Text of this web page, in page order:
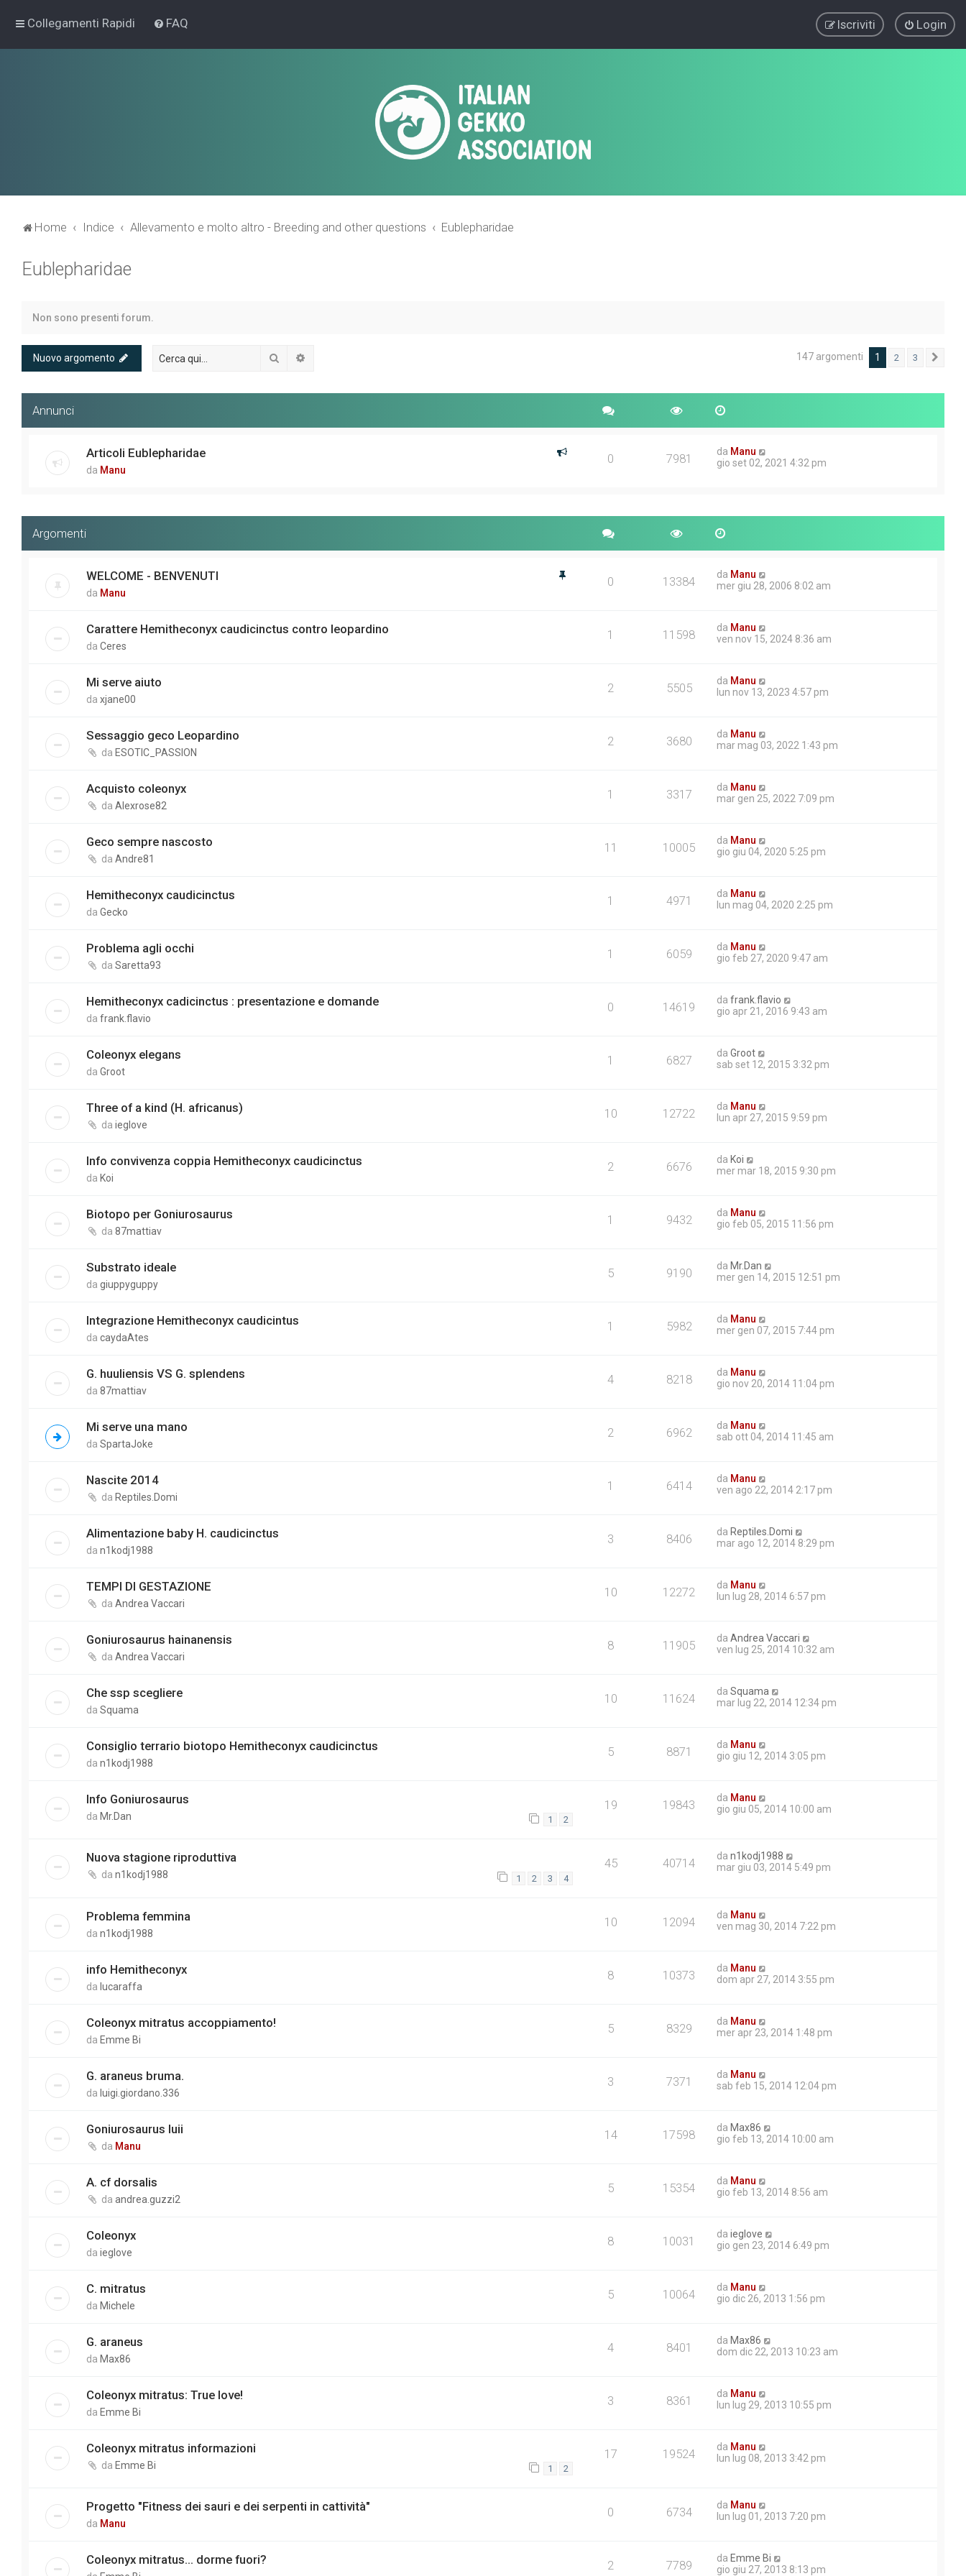
Collegamenti Rapidi FAQ Login
Iscriviti
Home Indice Allevamento e molto altro - Breeding and other questions Eublepharidae
Eublepharidae
Non sono presenti forum.
Nuovo argomento Cerca 147 argomenti 1 2 3
Annunci
Articoli Eublepharidae
da Manu
0 7981 da Manu
gio set 02, 2021 4:32 pm
Argomenti
WELCOME - BENVENUTI
da Manu
0 13384 da Manu
mer giu 28, 2006 8:02 am
Carattere Hemitheconyx caudicinctus contro leopardino
da Ceres
1 11598 da Manu
ven nov 15, 2024 8:36 am
Mi serve aiuto
da xjane00
2 5505 da Manu
lun nov 13, 2023 4:57 pm
Sessaggio geco Leopardino
da ESOTIC_PASSION
2 3680 da Manu
mar mag 03, 2022 1:43 pm
Acquisto coleonyx
da Alexrose82
1 3317 da Manu
mar gen 25, 2022 7:09 pm
Geco sempre nascosto
da Andre81
11 10005 da Manu
gio giu 04, 2020 5:25 pm
Hemitheconyx caudicinctus
da Gecko
1 4971 da Manu
lun mag 04, 2020 2:25 pm
Problema agli occhi
da Saretta93
1 6059 da Manu
gio feb 27, 2020 9:47 am
Hemitheconyx cadicinctus : presentazione e domande
da frank.flavio
0 14619 da frank.flavio
gio apr 21, 2016 9:43 am
Coleonyx elegans
da Groot
1 6827 da Groot
sab set 12, 2015 3:32 pm
Three of a kind (H. africanus)
da ieglove
10 12722 da Manu
lun apr 27, 2015 9:59 pm
Info convivenza coppia Hemitheconyx caudicinctus
da Koi
2 6676 da Koi
mer mar 18, 2015 9:30 pm
Biotopo per Goniurosaurus
da 87mattiav
1 9432 da Manu
gio feb 05, 2015 11:56 pm
Substrato ideale
da giuppyguppy
5 9190 da Mr.Dan
mer gen 14, 2015 12:51 pm
Integrazione Hemitheconyx caudicintus
da caydaAtes
1 5982 da Manu
mer gen 07, 2015 7:44 pm
G. huuliensis VS G. splendens
da 87mattiav
4 8218 da Manu
gio nov 20, 2014 11:04 pm
Mi serve una mano
da SpartaJoke
2 6962 da Manu
sab ott 04, 2014 11:45 am
Nascite 2014
da Reptiles.Domi
1 6414 da Manu
ven ago 22, 2014 2:17 pm
Alimentazione baby H. caudicinctus
da n1kodj1988
3 8406 da Reptiles.Domi
mar ago 12, 2014 8:29 pm
TEMPI DI GESTAZIONE
da Andrea Vaccari
10 12272 da Manu
lun lug 28, 2014 6:57 pm
Goniurosaurus hainanensis
da Andrea Vaccari
8 11905 da Andrea Vaccari
ven lug 25, 2014 10:32 am
Che ssp scegliere
da Squama
10 11624 da Squama
mar lug 22, 2014 12:34 pm
Consiglio terrario biotopo Hemitheconyx caudicinctus
da n1kodj1988
5 8871 da Manu
gio giu 12, 2014 3:05 pm
Info Goniurosaurus
da Mr.Dan 1 2
19 19843 da Manu
gio giu 05, 2014 10:00 am
Nuova stagione riproduttiva
da n1kodj1988 1 2 3 4
45 40714 da n1kodj1988
mar giu 03, 2014 5:49 pm
Problema femmina
da n1kodj1988
10 12094 da Manu
ven mag 30, 2014 7:22 pm
info Hemitheconyx
da lucaraffa
8 10373 da Manu
dom apr 27, 2014 3:55 pm
Coleonyx mitratus accoppiamento!
da Emme Bi
5 8329 da Manu
mer apr 23, 2014 1:48 pm
G. araneus bruma.
da luigi.giordano.336
3 7371 da Manu
sab feb 15, 2014 12:04 pm
Goniurosaurus luii
da Manu
14 17598 da Max86
gio feb 13, 2014 10:00 am
A. cf dorsalis
da andrea.guzzi2
5 15354 da Manu
gio feb 13, 2014 8:56 am
Coleonyx
da ieglove
8 10031 da ieglove
gio gen 23, 2014 6:49 pm
C. mitratus
da Michele
5 10064 da Manu
gio dic 26, 2013 1:56 pm
G. araneus
da Max86
4 8401 da Max86
dom dic 22, 2013 10:23 am
Coleonyx mitratus: True love!
da Emme Bi
3 8361 da Manu
lun lug 29, 2013 10:55 pm
Coleonyx mitratus informazioni
da Emme Bi 1 2
17 19524 da Manu
lun lug 08, 2013 3:42 pm
Progetto "Fitness dei sauri e dei serpenti in cattività"
da Manu
0 6734 da Manu
lun lug 01, 2013 7:20 pm
Coleonyx mitratus... dorme fuori? 2 7789 da Emme Bi
gio giu 27, 2013 8:13 pm